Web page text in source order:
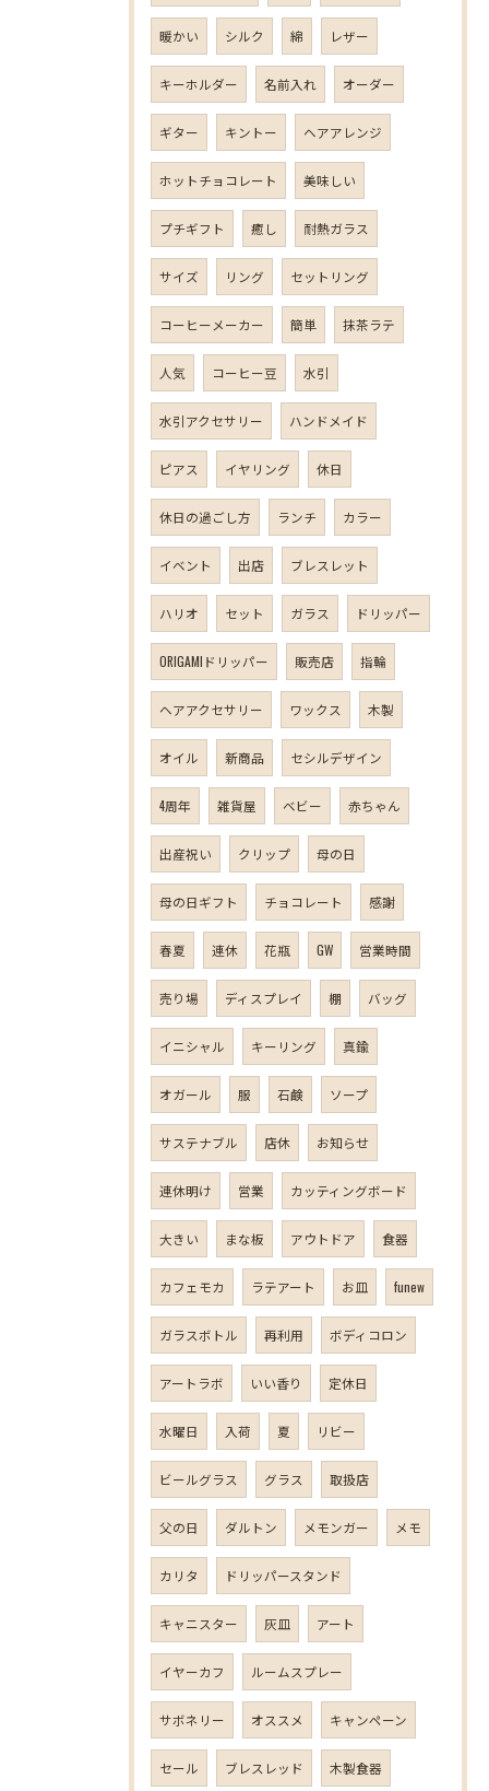
暖かい シルク 綿 レザー
キーホルダー 名前入れ オーダー
ギター キントー ヘアアレンジ
ホットチョコレート 美味しい
プチギフト 癒し 耐熱ガラス
サイズ リング セットリング
コーヒーメーカー 簡単 抹茶ラテ
人気 コーヒー豆 水引
水引アクセサリー ハンドメイド
ピアス イヤリング 休日
休日の過ごし方 ランチ カラー
イベント 出店 ブレスレット
ハリオ セット ガラス ドリッパー
ORIGAMIドリッパー 販売店 指輪
ヘアアクセサリー ワックス 木製
オイル 新商品 セシルデザイン
4周年 雑貨屋 ベビー 赤ちゃん
出産祝い クリップ 母の日
母の日ギフト チョコレート 感謝
春夏 連休 花瓶 GW 営業時間
売り場 ディスプレイ 棚 バッグ
イニシャル キーリング 真鍮
オガール 服 石鹸 ソープ
サステナブル 店休 お知らせ
連休明け 営業 カッティングボード
大きい まな板 アウトドア 食器
カフェモカ ラテアート お皿 funew
ガラスボトル 再利用 ボディコロン
アートラボ いい香り 定休日
水曜日 入荷 夏 リビー
ビールグラス グラス 取扱店
父の日 ダルトン メモンガー メモ
カリタ ドリッパースタンド
キャニスター 灰皿 アート
イヤーカフ ルームスプレー
サボネリー オススメ キャンペーン
セール ブレスレッド 木製食器